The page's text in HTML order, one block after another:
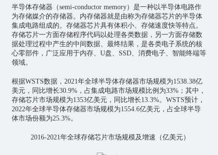
半导体存储器（semi-conductor memory）是一种以半导体电路作
为存储媒介的存储器。内存储器就是由称为存储器芯片的半导体
集成电路组成的。存储器芯片具有体积小、存储速度快等特点。
存储芯片一方面存储程序代码以处理各类数据，另一方面存储数
据处理过程中产生的中间数据、最终结果，是各类电子系统的核
心零部件，广泛应用于内存、U盘、SSD、消费电子、智能终端等
领域。
根据WSTS数据，2021年全球半导体存储器市场规模为1538.38亿
美元，同比增长30.9%，占集成电路市场规模比例为33%；其中，
存储芯片市场规模为1353亿美元，同比增长13.3%。WSTS预计，
2022年全球半导体存储器市场规模为1554.6亿美元，占全球半导
体市场份额为25.3%。
2016-2021年全球存储芯片市场规模及增速（亿美元）